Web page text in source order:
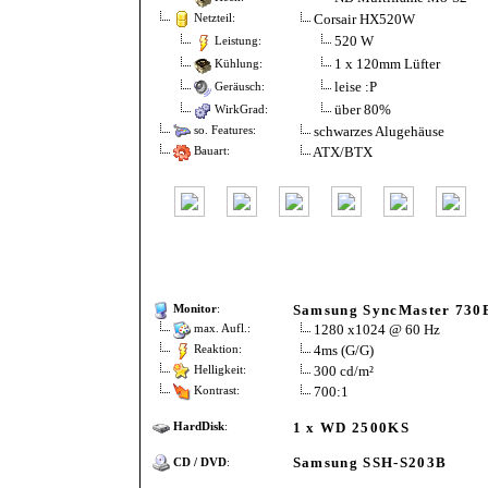
Netzteil: Corsair HX520W
Leistung: 520 W
Kühlung: 1 x 120mm Lüfter
Geräusch: leise :P
WirkGrad: über 80%
so. Features: schwarzes Alugehäuse
Bauart: ATX/BTX
Monitor: Samsung SyncMaster
max. Aufl.: 1280 x1024 @ 60 Hz
Reaktion: 4ms (G/G)
Helligkeit: 300 cd/m²
Kontrast: 700:1
HardDisk: 1 x WD 2500KS
CD / DVD: Samsung SSH-S203B